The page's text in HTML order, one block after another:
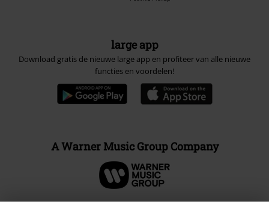
large app
Download gratis de nieuwe large app en profiteer van alle nieuwe
functies en voordelen!
A Warner Music Group Company